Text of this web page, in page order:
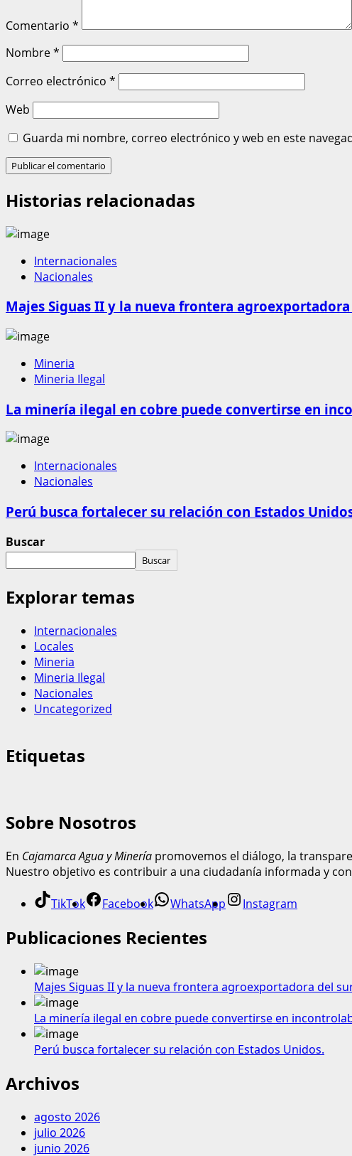
Comentario *
Nombre*
Correo electrónico *
Web
Guarda mi nombre, correo electrónico y web en este
Historias relacionadas
Internacionales
Nacionales
Majes Siguas II y la nueva frontera
Mineria
Mineria Ilegal
La minería ilegal en cobre puede convertirse en
Internacionales
Nacionales
Perú busca fortalecer su relación con Estados
Buscar
Buscar
Explorar temas
Internacionales
Locales
Mineria
Mineria Ilegal
Nacionales
Uncategorized
Etiquetas
Sobre Nosotros
En Cajamarca Agua y Minería promovemos el diálogo, la
Nuestro objetivo es contribuir a una ciudadanía informada y
TikTok Facebook WhatsApp Instagram
Publicaciones Recientes
Majes Siguas II y la nueva frontera agroexportadora del
La minería ilegal en cobre puede convertirse en
Perú busca fortalecer su relación con Estados Unidos.
Archivos
agosto 2026
julio 2026
junio 2026